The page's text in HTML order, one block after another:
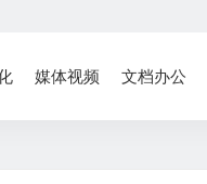
媒体视频 文档办公